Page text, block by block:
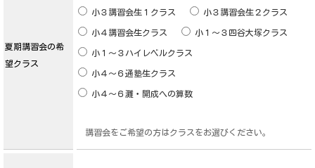
夏期講習会の希
望クラス
小３講習会生１クラス 小３講習会生２クラス
小４講習会生クラス 小１～３四谷大塚クラス
小１～３ハイレベルクラス
小４～６通塾生クラス
小４～６灘・開成への算数
講習会をご希望の方はクラスをお選びください。